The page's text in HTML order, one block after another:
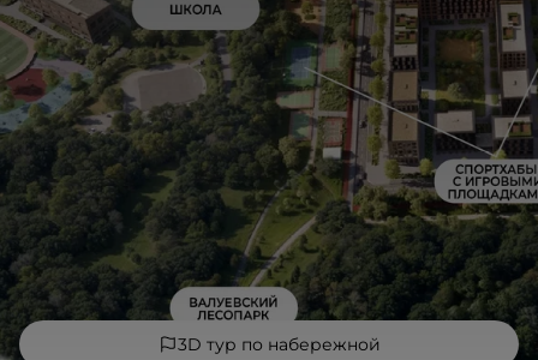
3D тур по набережной